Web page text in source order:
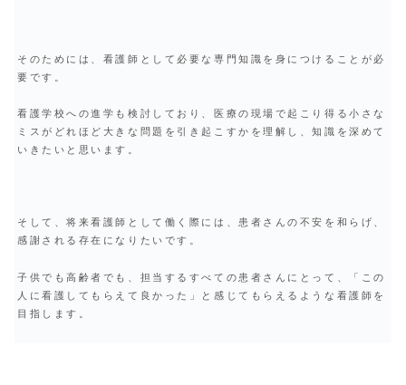
そのためには、看護師として必要な専門知識を身につけることが必
要です。
看護学校への進学も検討しており、医療の現場で起こり得る小さな
ミスがどれほど大きな問題を引き起こすかを理解し、知識を深めて
いきたいと思います。
そして、将来看護師として働く際には、患者さんの不安を和らげ、
感謝される存在になりたいです。
子供でも高齢者でも、担当するすべての患者さんにとって、「この
人に看護してもらえて良かった」と感じてもらえるような看護師を
目指します。